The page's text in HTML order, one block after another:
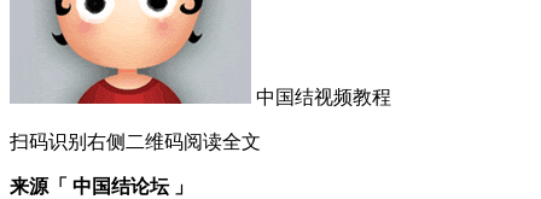
中国结视频教程
扫码识别右侧二维码阅读全文
来源「 中国结论坛 」